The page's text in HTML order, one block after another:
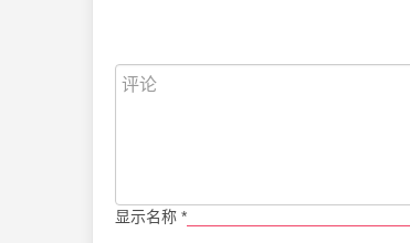
显示名称 *